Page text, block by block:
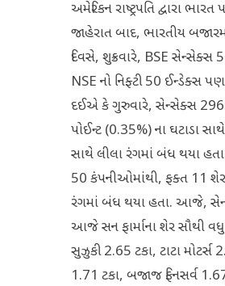
અમેરિકન રાષ્ટ્રપતિ દ્વારા
જાહેરાત બાદ, ભારતીય
દિવસે, શુક્રવારે, BSE
NSE નો નિફ્ટી 50 ઈન્ડેક્સ
દઈએ કે ગુરુવારે, સેન્સેક્સ
પોઈન્ટ (0.35%) ના ઘટાડા
સાથે લીલા રંગમાં બંધ થયા
50 કંપનીઓમાંથી, ફક્ત 11
રંગમાં બંધ થયા હતા. આજે,
આજે સન ફાર્માના શેર સૌથી
સુઝુકી 2.65 ટકા, ટાટા મોટર્સ
1.71 ટકા, બજાજ ફિનસર્વ